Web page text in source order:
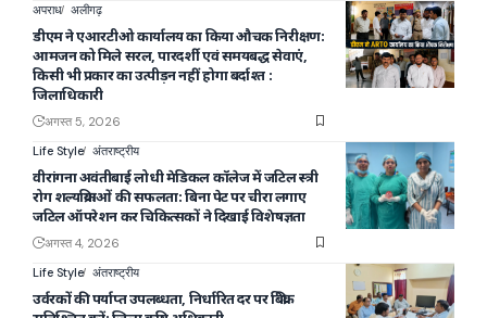
अपराध अलीगढ़
डीएम ने एआरटीओ कार्यालय का किया औचक निरीक्षण:
आमजन को मिले सरल, पारदर्शी एवं समयबद्ध सेवाएं,
किसी भी प्रकार का उत्पीड़न नहीं होगा बर्दाश्त :
जिलाधिकारी
अगस्त 5, 2026
Life Style अंतराष्ट्रीय
वीरांगना अवंतीबाई लोधी मेडिकल कॉलेज में जटिल स्त्री
रोग शल्यक्रियाओं की सफलता: बिना पेट पर चीरा लगाए
जटिल ऑपरेशन कर चिकित्सकों ने दिखाई विशेषज्ञता
अगस्त 4, 2026
Life Style अंतराष्ट्रीय
उर्वरकों की पर्याप्त उपलब्धता, निर्धारित दर पर बिक्री